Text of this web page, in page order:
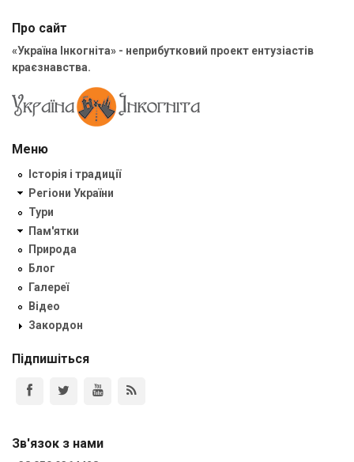
Про сайт
«Україна Інкогніта» - неприбутковий проект ентузіастів
краєзнавства.
Меню
Історія і традиції
Регіони України
Тури
Пам'ятки
Природа
Блог
Галереї
Відео
Закордон
Підпишіться
Зв'язок з нами